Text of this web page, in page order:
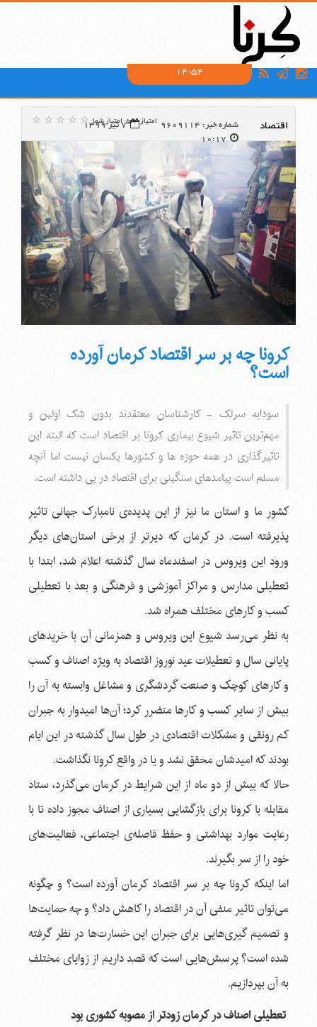
14:54
اقتصاد شماره خبر: 9609114
7 تیر 1399
10:17
امتیاز:5/4 امتیاز شما
کرونا چه بر سر اقتصاد کرمان آورده
است؟
سودابه سرلک - کارشناسان معتقدند بدون شک اولین و
مهم‌ترین تاثیر شیوع بیماری کرونا بر اقتصاد است که البته این
تاثیرگذاری در همه حوزه ها و کشورها یکسان نیست اما آنچه
مسلم است پیامدهای سنگینی برای اقتصاد در پی داشته است.
کشور ما و استان ما نیز از این پدیده‌ی نامبارک جهانی تاثیر
پذیرفته است. در کرمان که دیرتر از برخی استان‌های دیگر
ورود این ویروس در اسفندماه سال گذشته اعلام شد، ابتدا با
تعطیلی مدارس و مراکز آموزشی و فرهنگی و بعد با تعطیلی
کسب و کارهای مختلف همراه شد.
به نظر می‌رسد شیوع این ویروس و همزمانی آن با خریدهای
پایانی سال و تعطیلات عید نوروز اقتصاد به ویژه اصناف و کسب
و کارهای کوچک و صنعت گردشگری و مشاغل وابسته به آن را
بیش از سایر کسب و کارها متضرر کرد؛ آن‌ها امیدوار به جبران
کم رونقی و مشکلات اقتصادی در طول سال گذشته در این ایام
بودند که امیدشان محقق نشد و یا در واقع کرونا نگذاشت.
حالا که بیش از دو ماه از این شرایط در کرمان می‌گذرد، ستاد
مقابله با کرونا برای بازگشایی بسیاری از اصناف مجوز داده تا با
رعایت موارد بهداشتی و حفظ فاصله‌ی اجتماعی، فعالیت‌های
خود را از سر بگیرند.
اما اینکه کرونا چه بر سر اقتصاد کرمان آورده است؟ و چگونه
می‌توان تاثیر منفی آن در اقتصاد را کاهش داد؟ و چه حمایت‌ها
و تصمیم گیری‌هایی برای جبران این خسارت‌ها در نظر گرفته
شده است؟ پرسش‌هایی است که قصد داریم از زوایای مختلف
به آن بپردازیم.
تعطیلی اصناف در کرمان زودتر از مصوبه کشوری بود